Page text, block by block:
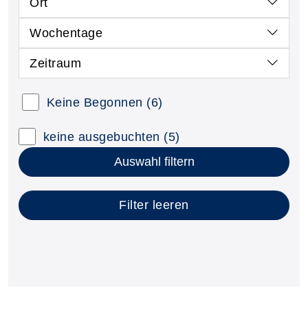
Wochentage
Zeitraum
Kursstatus auswählen
Keine Begonnen (6)
Nur neue Kurse anzeigen
Kurse mit freien Plätzen anzeigen
keine ausgebuchten (5)
Auswahl filtern
Filter leeren